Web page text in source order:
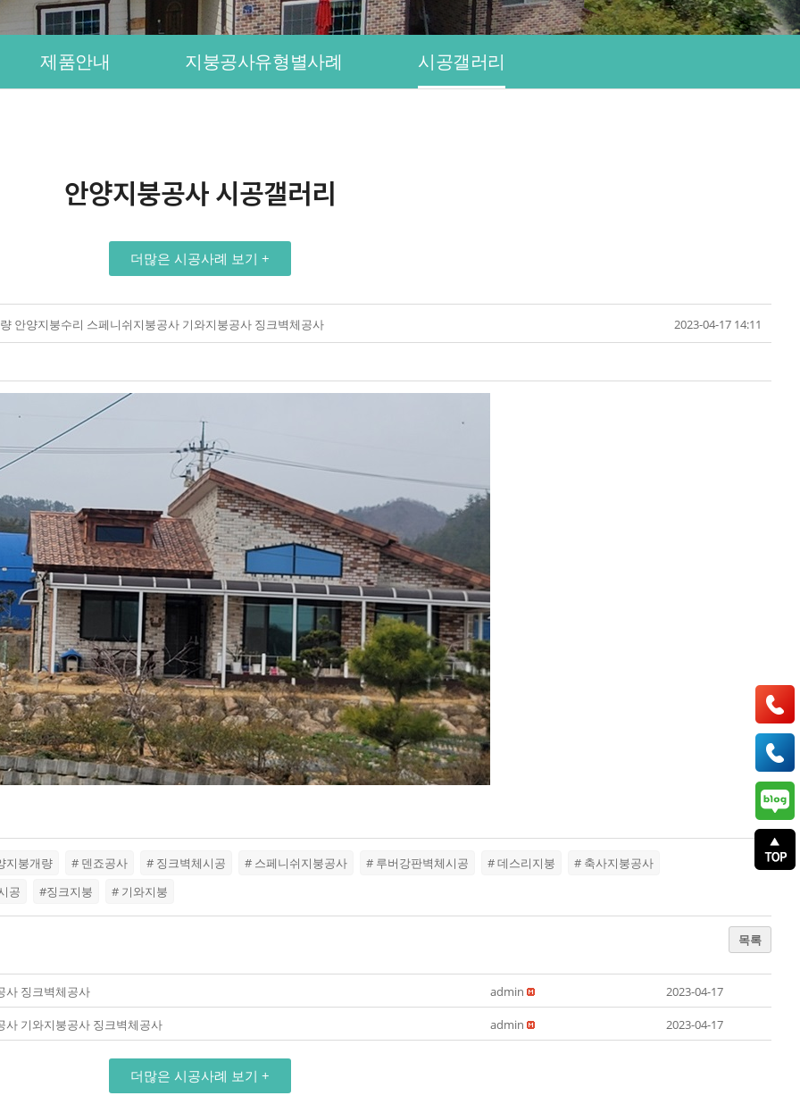
제품안내 지붕공사유형별사례 시공갤러리
안양지붕공사 시공갤러리
더많은 시공사례 보기 +
안양지붕수리 스페니쉬지붕공사 기와지붕공사 징크벽체공사 2023-04-17 14:11
지붕개량 # 덴죠공사 # 징크벽체시공 # 스페니쉬지붕공사 # 루버강판벽체시공 # 데스리지붕
# 축사지붕공사
공
#징크지붕 # 기와지붕
목록
사 징크벽체공사 admin 2023-04-17
기와지붕공사 징크벽체공사 admin 2023-04-17
더많은 시공사례 보기 +